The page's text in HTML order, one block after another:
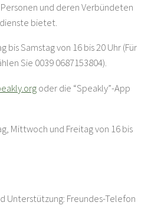
und deren Verbündeten
bietet.
bis Samstag von 16 bis 20 Uhr (Für
Sie 0039 0687153804).
oder die “Speakly”-App
Mittwoch und Freitag von 16 bis
Unterstützung: Freundes-Telefon